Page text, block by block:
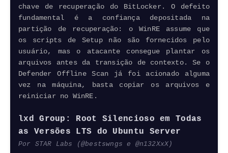
chave de recuperação do BitLocker. O defeito
fundamental é a confiança depositada na
partição de recuperação: o WinRE assume que
os scripts de Setup não são fornecidos pelo
usuário, mas o atacante consegue plantar os
arquivos antes da transição de contexto. Se o
Defender
Offline Scan já foi acionado alguma
vez na máquina, basta copiar os arquivos e
reiniciar no WinRE.
lxd Group: Root Silencioso em Todas
as Versões LTS do Ubuntu Server
Por STAR Labs (@bestswngs e @n132XxX)